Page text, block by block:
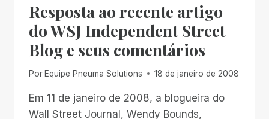
O
ÚLTIMO
RECURSO
Resposta ao recente artigo
do WSJ Independent Street
Blog e seus comentários
Por Equipe Pneuma Solutions 18 de janeiro de 2008
Em 11 de janeiro de 2008, a blogueira do
Wall Street Journal, Wendy Bounds,